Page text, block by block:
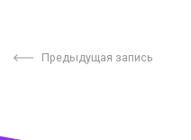
Предыдущая запись